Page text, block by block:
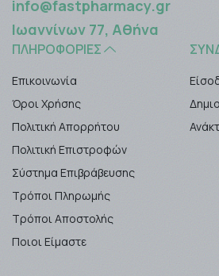
info@fastpharmacy.gr
Ιωαννίνων 77, Αθήνα
ΠΛΗΡΟΦΟΡΊΕΣ
Επικοινωνία
Όροι Χρήσης
Πολιτική Απορρήτου
Πολιτική Επιστροφών
Σύστημα Επιβράβευσης
Τρόποι Πληρωμής
Τρόποι Αποστολής
Ποιοι Είμαστε